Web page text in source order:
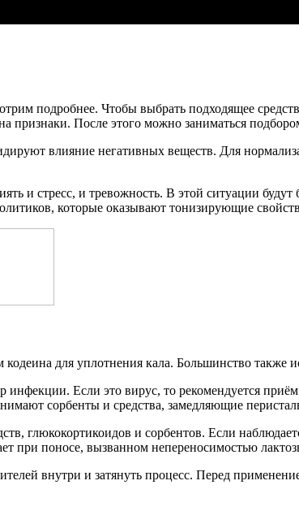
подробнее. Чтобы выбрать подходящее
признаки. После этого можно заниматься
влияние негативных веществ. Для
и стресс, и тревожность. В этой ситуации будут
которые оказывают тонизирующие
для уплотнения кала. Большинство также
Если это вирус, то рекомендуется
сорбенты и средства, замедляющие
глюкокортикоидов и сорбентов. Если
при поносе, вызванном непереносимостью
внутри и затянуть процесс. Перед